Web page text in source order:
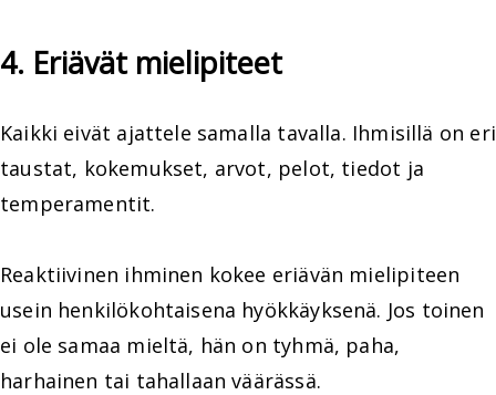
4. Eriävät mielipiteet
Kaikki eivät ajattele samalla tavalla. Ihmisillä on eri
taustat, kokemukset, arvot, pelot, tiedot ja
temperamentit.
Reaktiivinen ihminen kokee eriävän mielipiteen
usein henkilökohtaisena hyökkäyksenä. Jos toinen
ei ole samaa mieltä, hän on tyhmä, paha,
harhainen tai tahallaan väärässä.